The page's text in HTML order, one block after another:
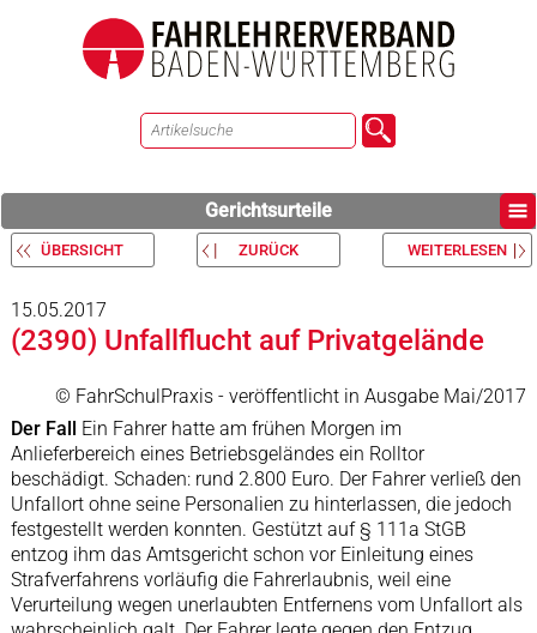
Gerichtsurteile
ÜBERSICHT ZURÜCK WEITERLESEN
15.05.2017
(2390) Unfallflucht auf Privatgelände
© FahrSchulPraxis - veröffentlicht in Ausgabe Mai/2017
Der Fall Ein Fahrer hatte am frühen Morgen im
Anlieferbereich eines Betriebsgeländes ein Rolltor
beschädigt. Schaden: rund 2.800 Euro. Der Fahrer verließ den
Unfallort ohne seine Personalien zu hinterlassen, die jedoch
festgestellt werden konnten. Gestützt auf § 111a StGB
entzog ihm das Amtsgericht schon vor Einleitung eines
Strafverfahrens vorläufig die Fahrerlaubnis, weil eine
Verurteilung wegen unerlaubten Entfernens vom Unfallort als